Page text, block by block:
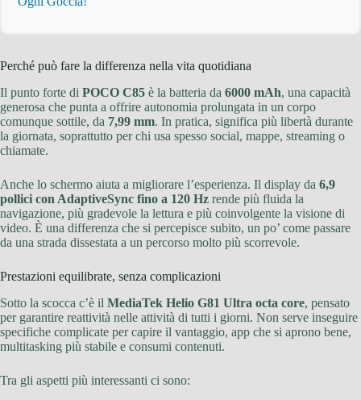
Perché può fare la differenza nella vita quotidiana
Il punto forte di POCO C85 è la batteria da 6000 mAh, una capacità
generosa che punta a offrire autonomia prolungata in un corpo
comunque sottile, da 7,99 mm. In pratica, significa più libertà durante
la giornata, soprattutto per chi usa spesso social, mappe, streaming o
chiamate.
Anche lo schermo aiuta a migliorare l’esperienza. Il display da 6,9
pollici con AdaptiveSync fino a 120 Hz rende più fluida la
navigazione, più gradevole la lettura e più coinvolgente la visione di
video. È una differenza che si percepisce subito, un po’ come passare
da una strada dissestata a un percorso molto più scorrevole.
Prestazioni equilibrate, senza complicazioni
Sotto la scocca c’è il MediaTek Helio G81 Ultra octa core, pensato
per garantire reattività nelle attività di tutti i giorni. Non serve inseguire
specifiche complicate per capire il vantaggio, app che si aprono bene,
multitasking più stabile e consumi contenuti.
Tra gli aspetti più interessanti ci sono: